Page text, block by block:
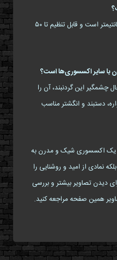
طول زنجیر این گردنبند ۴۵ سانتیمتر است و قابل تنظیم تا ۵۰
با سایر اکسسوری‌ها است؟
چشمگیر این گردنبند، آن را
دستبند و انگشتر مناسب
یک اکسسوری شیک و مدرن به
نمادی از امید و روشنایی را
دیدن تصاویر بیشتر و بررسی
همین صفحه مراجعه کنید.